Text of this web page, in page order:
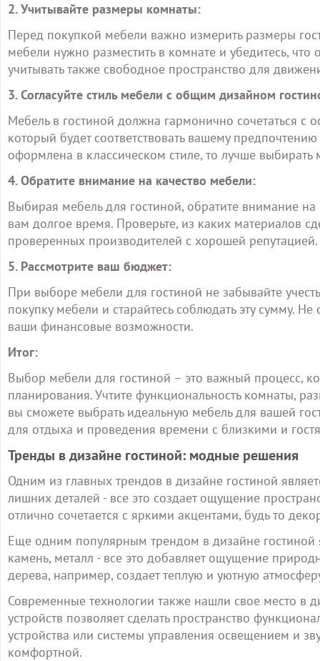
2. Учитывайте размеры комнаты:
Перед покупкой мебели важно измерить размеры
мебели нужно разместить в комнате и убедитесь, что
учитывать также свободное пространство для
3. Согласуйте стиль мебели с общим дизайном
Мебель в гостиной должна гармонично сочетаться
который будет соответствовать вашему
оформлена в классическом стиле, то лучше
4. Обратите внимание на качество мебели:
Выбирая мебель для гостиной, обратите внимание
вам долгое время. Проверьте, из каких материалов
проверенных производителей с хорошей репутацией.
5. Рассмотрите ваш бюджет:
При выборе мебели для гостиной не забывайте
покупку мебели и старайтесь соблюдать эту сумму.
ваши финансовые возможности.
Итог:
Выбор мебели для гостиной – это важный процесс,
планирования. Учтите функциональность комнаты,
вы сможете выбрать идеальную мебель для вашей
для отдыха и проведения времени с близкими и
Тренды в дизайне гостиной: модные решения
Одним из главных трендов в дизайне гостиной
лишних деталей - все это создает ощущение
отлично сочетается с яркими акцентами, будь то
Еще одним популярным трендом в дизайне гостиной
камень, металл - все это добавляет ощущение
дерева, например, создает теплую и уютную
Современные технологии также нашли свое место в
устройств позволяет сделать пространство
устройства или системы управления освещением и
комфортной.